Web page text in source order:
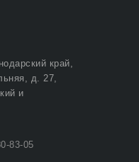
край,
д. 27,
и
83-05